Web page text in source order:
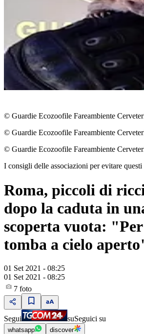
© Guardie Ecozoofile Fareambiente
© Guardie Ecozoofile Fareambiente
© Guardie Ecozoofile Fareambiente
I consigli delle associazioni per evitare
Roma, piccoli di
dopo la caduta in
scoperta vuota:
tomba a cielo
01 Set 2021 - 08:25
01 Set 2021 - 08:25
7 foto
Segui suSeguici su
whatsapp discover